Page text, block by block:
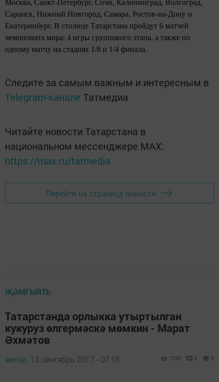
Москва, Санкт-Петербург, Сочи, Калининград, Волгоград,
Саранск, Нижний Новгород, Самара, Ростов-на-Дону и
Екатеринбург. В столице Татарстана пройдут 6 матчей
чемпионата мира: 4 игры группового этапа, а также по
одному матчу на стадиях 1/8 и 1/4 финала.
Следите за самым важным и интересным в
Telegram-канале Татмедиа
Читайте новости Татарстана в
национальном мессенджере MАХ:
https://max.ru/tatmedia
Перейти на страницу новости
ҖӘМГЫЯТЬ
Татарстанда орлыкка утыртылган
кукуруз өлгермәскә мөмкин - Марат
Əхмәтов
автор, 13 сентябрь 2017 - 07:16 1238 0 0